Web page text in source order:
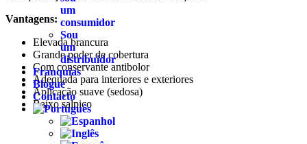
um
consumidor
Sou
um
distribuidor
Franquias
Blogue
Contacto
Vantagens:
Elevada brancura
Grande poder de cobertura
Com conservante antibolor
Adequada para interiores e exteriores
Aplicação suave (sedosa)
Baixo salpico